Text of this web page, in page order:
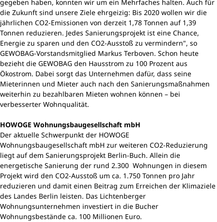
gegeben haben, konnten wir um ein Mehrfaches halten. Auch für
die Zukunft sind unsere Ziele ehrgeizig: Bis 2020 wollen wir die
jährlichen CO2-Emissionen von derzeit 1,78 Tonnen auf 1,39
Tonnen reduzieren. Jedes Sanierungsprojekt ist eine Chance,
Energie zu sparen und den CO2-Ausstoß zu vermindern", so
GEWOBAG-Vorstandsmitglied Markus Terboven. Schon heute
bezieht die GEWOBAG den Hausstrom zu 100 Prozent aus
Ökostrom. Dabei sorgt das Unternehmen dafür, dass seine
Mieterinnen und Mieter auch nach den Sanierungsmaßnahmen
weiterhin zu bezahlbaren Mieten wohnen können – bei
verbesserter Wohnqualität.
HOWOGE Wohnungsbaugesellschaft mbH
Der aktuelle Schwerpunkt der HOWOGE
Wohnungsbaugesellschaft mbH zur weiteren CO2-Reduzierung
liegt auf dem Sanierungsprojekt Berlin-Buch. Allein die
energetische Sanierung der rund 2.300 Wohnungen in diesem
Projekt wird den CO2-Ausstoß um ca. 1.750 Tonnen pro Jahr
reduzieren und damit einen Beitrag zum Erreichen der Klimaziele
des Landes Berlin leisten. Das Lichtenberger
Wohnungsunternehmen investiert in die Bucher
Wohnungsbestände ca. 100 Millionen Euro.